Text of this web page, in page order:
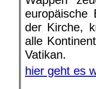
europäische
der Kirche,
alle
Vatikan.
hier geht es